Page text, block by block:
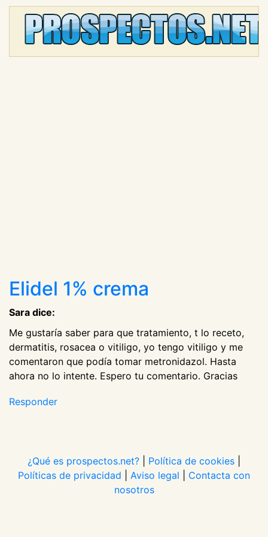
Elidel 1% crema
Sara dice:
Me gustaría saber para que tratamiento, t lo receto,
dermatitis, rosacea o vitiligo, yo tengo vitiligo y me
comentaron que podía tomar metronidazol. Hasta
ahora no lo intente. Espero tu comentario. Gracias
Responder
¿Qué es prospectos.net? Política de cookies
Políticas de privacidad
Aviso legal
Contacta con
nosotros